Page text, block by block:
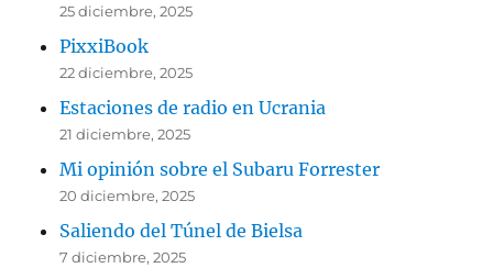
25 diciembre, 2025
PixxiBook
22 diciembre, 2025
Estaciones de radio en Ucrania
21 diciembre, 2025
Mi opinión sobre el Subaru Forrester
20 diciembre, 2025
Saliendo del Túnel de Bielsa
7 diciembre, 2025